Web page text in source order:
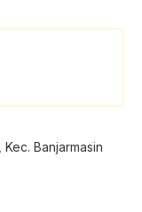
Banjarmasin